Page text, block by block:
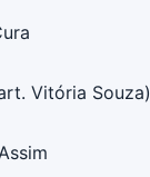
Vitória Souza)